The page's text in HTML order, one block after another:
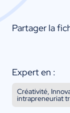
Partager la
Expert en :
Créativité,
intrapreneuriat